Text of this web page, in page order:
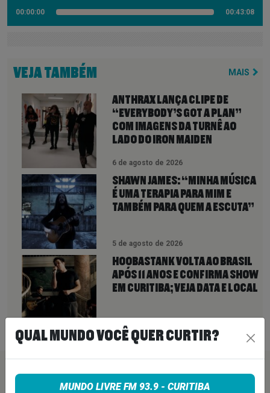
00:00:00 00:43:08
VEJA TAMBÉM MAIS
ANTHRAX LANÇA CLIPE DE
“EVERYBODY’S GOT A PLAN”
COM IMAGENS DA TURNÊ AO
LADO DO IRON MAIDEN
6 de agosto de 2026
SHAWN JAMES: “MINHA MÚSICA
É UMA TERAPIA PARA MIM E
TAMBÉM PARA QUEM A ESCUTA”
5 de agosto de 2026
HOOBASTANK VOLTA AO BRASIL
APÓS 11 ANOS E CONFIRMA SHOW
EM CURITIBA; VEJA DATA E LOCAL
5 de agosto de 2026
PEÇA SUA MÚSICA
QUAL MUNDO VOCÊ QUER CURTIR?
MUNDO LIVRE FM 93.9 - CURITIBA